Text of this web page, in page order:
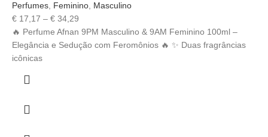
Perfumes Feminino Masculino
€ 17,17 – € 34,29
🔥 Perfume Afnan 9PM Masculino & 9AM Feminino 100ml –
Elegância e Sedução com Feromônios 🔥 ✨ Duas fragrâncias
icônicas